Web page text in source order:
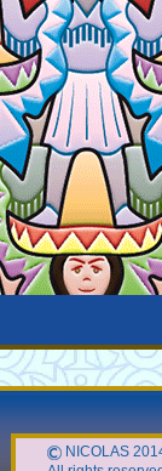
NICOLAS